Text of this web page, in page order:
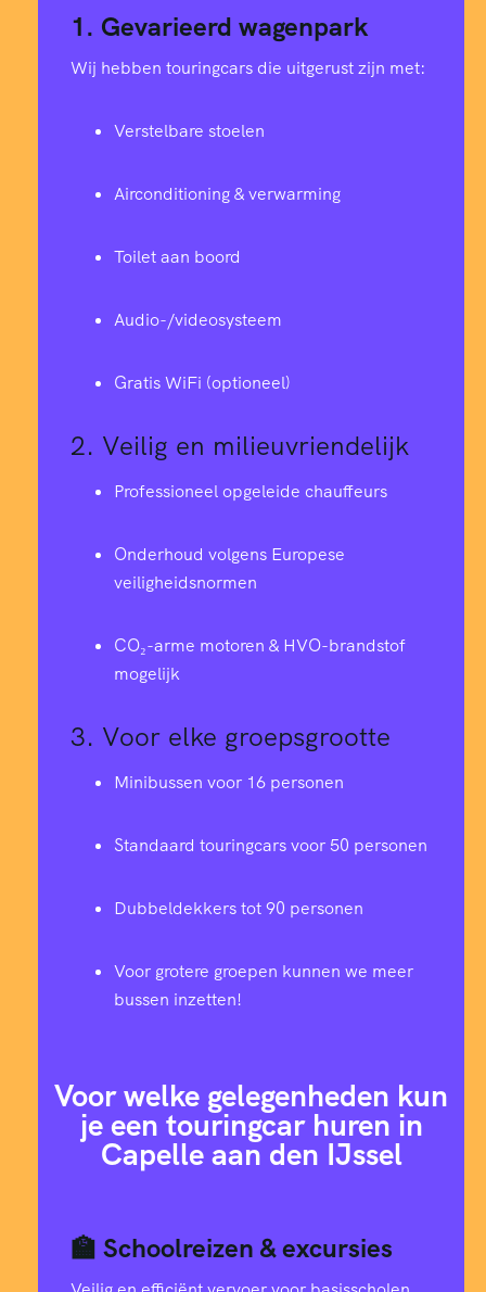
1. Gevarieerd wagenpark
Wij hebben touringcars die uitgerust zijn met:
Verstelbare stoelen
Airconditioning & verwarming
Toilet aan boord
Audio-/videosysteem
Gratis WiFi (optioneel)
2. Veilig en milieuvriendelijk
Professioneel opgeleide chauffeurs
Onderhoud volgens Europese
veiligheidsnormen
CO₂-arme motoren & HVO-brandstof
mogelijk
3. Voor elke groepsgrootte
Minibussen voor 16 personen
Standaard touringcars voor 50 personen
Dubbeldekkers tot 90 personen
Voor grotere groepen kunnen we meer
bussen inzetten!
Voor welke gelegenheden kun
je een touringcar huren in
Capelle aan den IJssel
🏫 Schoolreizen & excursies